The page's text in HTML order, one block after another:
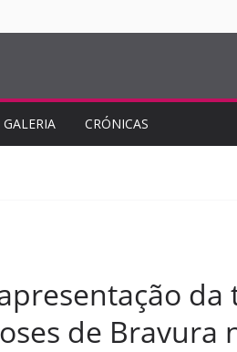
GALERIA CRÓNICAS
de Bravura